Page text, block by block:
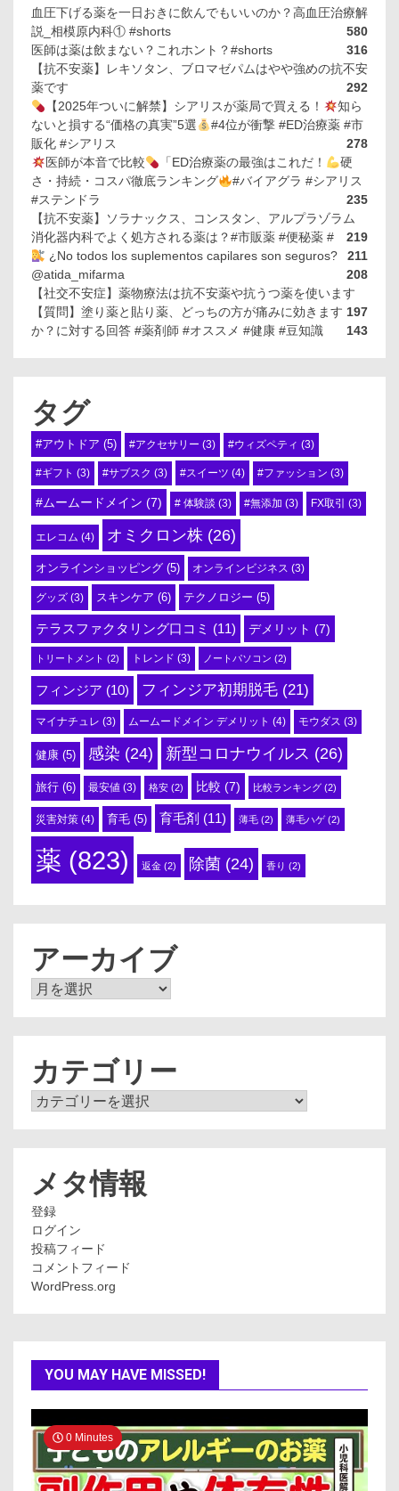
血圧下げる薬を一日おきに飲んでもいいのか？高血圧治療解
説_相模原内科① #shorts
580
医師は薬は飲まない？これホント？#shorts
316
【抗不安薬】レキソタン、ブロマゼパムはやや強めの抗不安
薬です
292
【2025年ついに解禁】シアリスが薬局で買える！
知ら
ないと損する“価格の真実”5選
#4位が衝撃 #ED治療薬 #市
販化 #シアリス
278
医師が本音で比較
「ED治療薬の最強はこれだ！
硬
さ・持続・コスパ徹底ランキング
#バイアグラ #シアリス
#ステンドラ
235
【抗不安薬】ソラナックス、コンスタン、アルプラゾラム
219
消化器内科でよく処方される薬は？#市販薬 #便秘薬 #
211
¿No todos los suplementos capilares son seguros?
@atida_mifarma
208
【社交不安症】薬物療法は抗不安薬や抗うつ薬を使います
197
【質問】塗り薬と貼り薬、どっちの方が痛みに効きます
か？に対する回答 #薬剤師 #オススメ #健康 #豆知識
143
タグ
#アウトドア (5) #アクセサリー (3) #ウィズペティ (3)
#ギフト (3) #サブスク (3) #スイーツ (4) #ファッション (3)
#ムームードメイン (7) # 体験談 (3) #無添加 (3) FX取引 (3)
エレコム (4) オミクロン株 (26)
オンラインショッピング (5) オンラインビジネス (3)
グッズ (3) スキンケア (6) テクノロジー (5)
テラスファクタリング口コミ (11) デメリット (7)
トリートメント (2) トレンド (3) ノートパソコン (2)
フィンジア (10) フィンジア初期脱毛 (21)
マイナチュレ (3) ムームードメイン デメリット (4) モウダス (3)
健康 (5) 感染 (24) 新型コロナウイルス (26)
旅行 (6) 最安値 (3) 格安 (2) 比較 (7) 比較ランキング (2)
災害対策 (4) 育毛 (5) 育毛剤 (11) 薄毛 (2) 薄毛ハゲ(2)
薬 (823) 返金 (2) 除菌 (24) 香り (2)
アーカイブ
ア
カテゴリー
カ
メタ情報
登録
ログイン
投稿フィード
コメントフィード
WordPress.org
YOU MAY HAVE MISSED!
0 Minutes